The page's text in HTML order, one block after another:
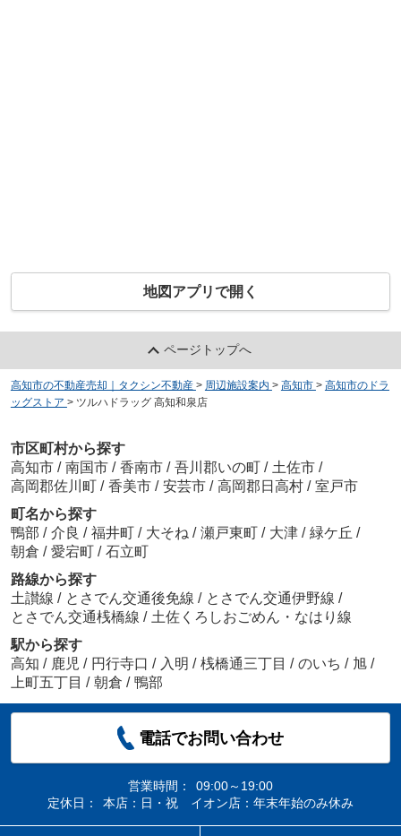
地図アプリで開く
ページトップへ
高知市の不動産売却｜タクシン不動産 > 周辺施設案内 > 高知市 > 高知市のドラ
ッグストア > ツルハドラッグ 高知和泉店
市区町村から探す
高知市 / 南国市 / 香南市 / 吾川郡いの町 / 土佐市 /
高岡郡佐川町 / 香美市 / 安芸市 / 高岡郡日高村 / 室戸市
町名から探す
鴨部 / 介良 / 福井町 / 大そね / 瀬戸東町 / 大津 / 緑ケ丘 /
朝倉 / 愛宕町 / 石立町
路線から探す
土讃線 / とさでん交通後免線 / とさでん交通伊野線 /
とさでん交通桟橋線 / 土佐くろしおごめん・なはり線
駅から探す
高知 / 鹿児 / 円行寺口 / 入明 / 桟橋通三丁目 / のいち / 旭 /
上町五丁目 / 朝倉 / 鴨部
電話でお問い合わせ
営業時間：
09:00～19:00
定休日：
本店：日・祝 イオン店：年末年始のみ休み